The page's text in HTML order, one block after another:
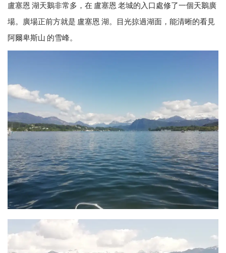
盧塞恩 湖天鵝非常多，在 盧塞恩 老城的入口處修了一個天鵝廣
場。廣場正前方就是 盧塞恩 湖。目光掠過湖面，能清晰的看見
阿爾卑斯山 的雪峰。